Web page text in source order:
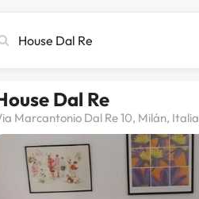
Dal Re
Marcantonio Dal Re 10, Milán, Italia